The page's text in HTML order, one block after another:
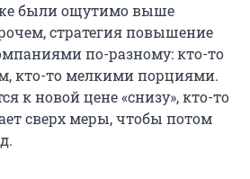
были ощутимо выше
стратегия повышение
по-разному: кто-то
кто-то мелкими порциями.
к новой цене «снизу», кто-то
сверх меры, чтобы потом